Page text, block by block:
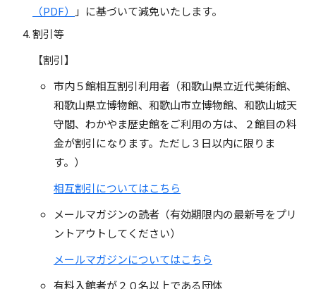
（PDF）
」に基づいて減免いたします。
割引等
【割引】
市内５館相互割引利用者（和歌山県立近代美術館、
和歌山県立博物館、和歌山市立博物館、和歌山城天
守閣、わかやま歴史館をご利用の方は、２館目の料
金が割引になります。ただし３日以内に限りま
す。）
相互割引についてはこちら
メールマガジンの読者（有効期限内の最新号をプリ
ントアウトしてください）
メールマガジンについてはこちら
有料入館者が２０名以上である団体